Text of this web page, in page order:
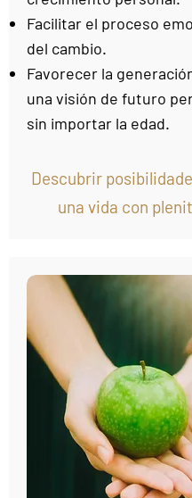
Facilitar el proceso
del cambio.
Favorecer la
una visión de futuro
sin importar la edad.
Descubrir
una vida con